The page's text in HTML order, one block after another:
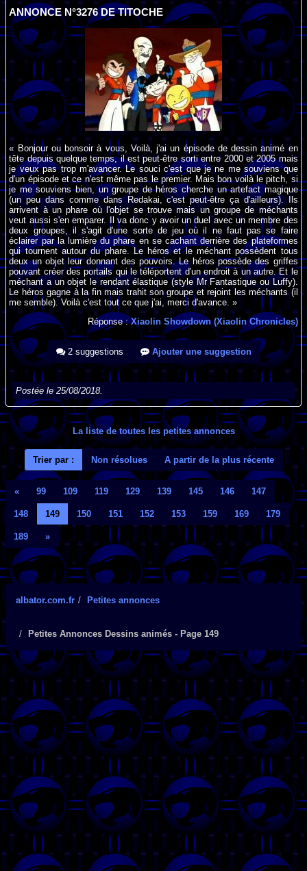
ANNONCE N°3276 DE TITOCHE
« Bonjour ou bonsoir à vous, Voilà, j'ai un épisode de dessin animé en
tête depuis quelque temps, il est peut-être sorti entre 2000 et 2005 mais
je veux pas trop m'avancer. Le souci c'est que je ne me souviens que
d'un épisode et ce n'est même pas le premier. Mais bon voilà le pitch, si
je me souviens bien, un groupe de héros cherche un artefact magique
(un peu dans comme dans Redakai, c'est peut-être ça d'ailleurs). Ils
arrivent à un phare où l'objet se trouve mais un groupe de méchants
veut aussi s'en emparer. Il va donc y avoir un duel avec un membre des
deux groupes, il s'agit d'une sorte de jeu où il ne faut pas se faire
éclairer par la lumière du phare en se cachant derrière des plateformes
qui tournent autour du phare. Le héros et le méchant possèdent tous
deux un objet leur donnant des pouvoirs. Le héros possède des griffes
pouvant créer des portails qui le téléportent d'un endroit à un autre. Et le
méchant a un objet le rendant élastique (style Mr Fantastique ou Luffy).
Le héros gagne à la fin mais trahit son groupe et rejoint les méchants (il
me semble). Voilà c'est tout ce que j'ai, merci d'avance. »
Réponse :Xiaolin Showdown (Xiaolin Chronicles)
2 suggestions Ajouter une suggestion
Postée le 25/08/2018.
La liste de toutes les petites annonces
Trier par : Non résolues A partir de la plus récente
« 99 109 119 129 139 145 146 147
148 149 150 151 152 153 159 169 179
189 »
albator.com.fr Petites annonces
Petites Annonces Dessins animés - Page 149